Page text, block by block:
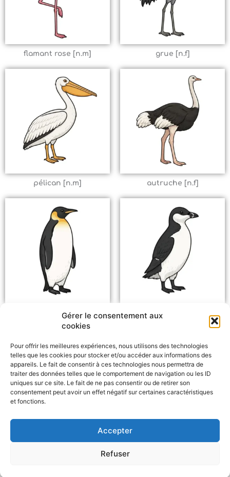
Gérer le consentement aux
cookies
Pour offrir les meilleures expériences, nous utilisons des technologies
telles que les cookies pour stocker et/ou accéder aux informations des
appareils. Le fait de consentir à ces technologies nous permettra de
traiter des données telles que le comportement de navigation ou les ID
uniques sur ce site. Le fait de ne pas consentir ou de retirer son
consentement peut avoir un effet négatif sur certaines caractéristiques
et fonctions.
Accepter
Refuser
flamant rose [n.m] grue [n.f]
pélican [n.m] autruche [n.f]
manchot [n.m] pingouin [n.m]
Ressources en ligne
Signaire sur les oiseaux –
Commentcasesigne
à imprimer
Chaîne Youtube de la LPO Vidéos LSF
a
h
M
e
s
a